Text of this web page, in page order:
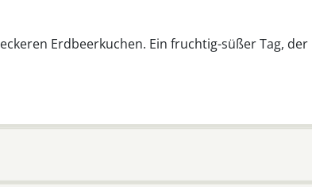
Erdbeerkuchen. Ein fruchtig-süßer Tag, der